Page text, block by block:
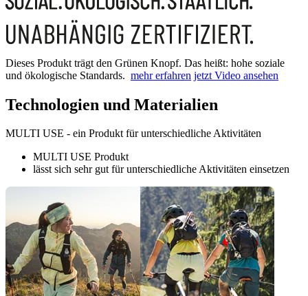
Dieses Produkt trägt den Grünen Knopf. Das heißt: hohe soziale
und ökologische Standards. mehr erfahren jetzt Video ansehen
Technologien und Materialien
MULTI USE - ein Produkt für unterschiedliche Aktivitäten
MULTI USE Produkt
lässt sich sehr gut für unterschiedliche Aktivitäten einsetzen